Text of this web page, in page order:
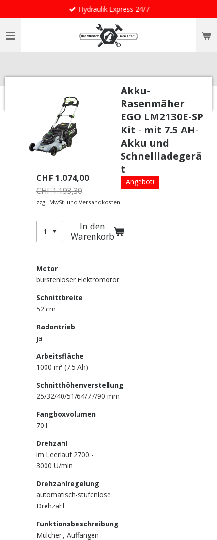
Hauptinhalt
springen
Hydraulik Express 24/7
Akku-
Rasenmäher
EGO LM2130E-SP
Kit - mit 7.5 AH-
Akku und
Schnellladegerä
t
Angebot!
CHF 1.074,00
CHF 1.193,30
zzgl. MwSt. und Versandkosten
In den
Warenkorb
Motor
bürstenloser Elektromotor
Schnittbreite
52 cm
Radantrieb
ja
Arbeitsfläche
1000 m² (7.5 Ah)
Schnitthöhenverstellung
25/32/40/51/64/77/90 mm
Fangboxvolumen
70 l
Drehzahl
im Leerlauf 2700 -
3000 U/min
Drehzahlregelung
automatisch-stufenlose
Drehzahl
Funktionsbeschreibung
Mulchen, Auffangen